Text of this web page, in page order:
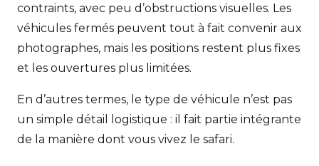
contraints, avec peu d’obstructions visuelles. Les
véhicules fermés peuvent tout à fait convenir aux
photographes, mais les positions restent plus fixes
et les ouvertures plus limitées.
En d’autres termes, le type de véhicule n’est pas
un simple détail logistique : il fait partie intégrante
de la manière dont vous vivez le safari.